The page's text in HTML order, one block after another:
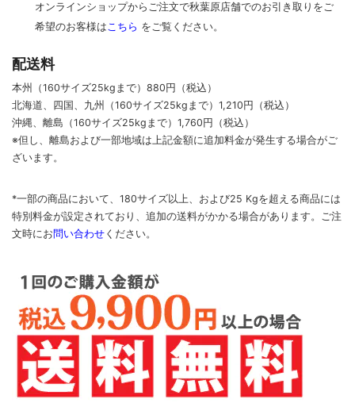
オンラインショップからご注文で秋葉原店舗でのお引き取りをご
希望のお客様はこちら をご覧ください。
配送料
本州（160サイズ25kgまで）880円（税込）
北海道、四国、九州
（160サイズ25kgまで） 1,210円（税込）
沖縄、離島 （160サイズ25kgまで） 1,760円（税込）
※但し、離島および一部地域は上記金額に追加料金が発生する場合がご
ざいます。
*一部の商品において、180サイズ以上、および25 Kgを超える商品には
特別料金が設定されており、追加の送料がかかる場合があります。 ご注
文時にお問い合わせ ください。